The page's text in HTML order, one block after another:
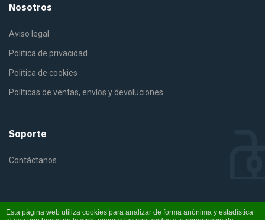
Nosotros
Aviso legal
Politica de privacidad
Política de cookies
Políticas de ventas, envíos y devoluciones
Soporte
Contáctanos
Esta página web utiliza cookies para analizar de forma anónima y estadística